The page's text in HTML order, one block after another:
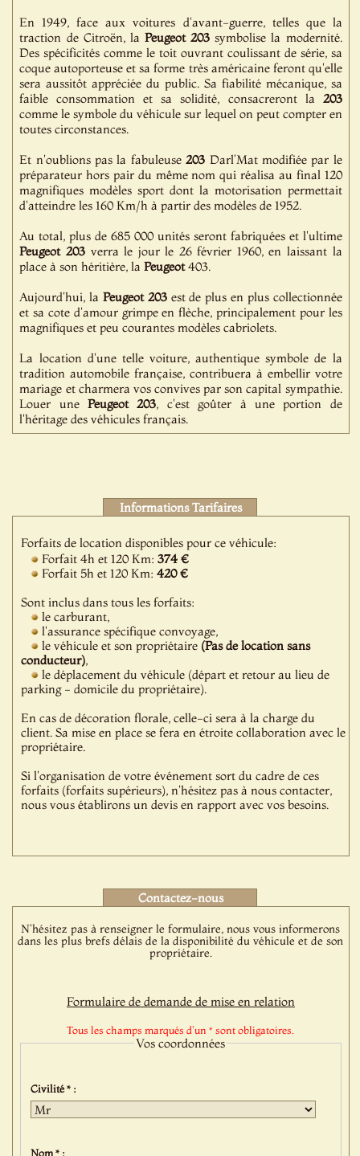
En 1949, face aux voitures d'avant-guerre, telles que la
traction de Citroën, la Peugeot 203 symbolise la modernité.
Des spécificités comme le toit ouvrant coulissant de série, sa
coque autoporteuse et sa forme très américaine feront qu'elle
sera aussitôt appréciée du public. Sa fiabilité mécanique, sa
faible consommation et sa solidité, consacreront la 203
comme le symbole du véhicule sur lequel on peut compter en
toutes circonstances.
Et n'oublions pas la fabuleuse203 Darl’Mat modifiée par le
préparateur hors pair du même nom qui réalisa au final 120
magnifiques modèles sport dont la motorisation permettait
d'atteindre les 160 Km/h à partir des modèles de 1952.
Au total, plus de 685 000 unités seront fabriquées et l'ultime
Peugeot 203 verra le jour le 26 février 1960, en laissant la
place à son héritière, laPeugeot403.
Aujourd'hui, laPeugeot 203est de plus en plus collectionnée
et sa cote d'amour grimpe en flèche, principalement pour les
magnifiques et peu courantes modèles cabriolets.
La location d'une telle voiture, authentique symbole de la
tradition automobile française, contribuera à embellir votre
mariage et charmera vos convives par son capital sympathie.
Louer unePeugeot 203, c'est goûter à une portion de
l'héritage des véhicules français.
Informations Tarifaires
Forfaits de location disponibles pour ce véhicule:
Forfait 4h et 120 Km:374 €
Forfait 5h et 120 Km:420 €
Sont inclus dans tous les forfaits:
le carburant,
l'assurance spécifique convoyage,
le véhicule et son propriétaire (Pas de location sans
conducteur),
le déplacement du véhicule (départ et retour au lieu de
parking - domicile du propriétaire).
En cas de décoration florale, celle-ci sera à la charge du
client. Sa mise en place se fera en étroite collaboration avec le
propriétaire.
Si l'organisation de votre événement sort du cadre de ces
forfaits (forfaits supérieurs), n'hésitez pas à nous contacter,
nous vous établirons un devis en rapport avec vos besoins.
Contactez-nous
N'hésitez pas à renseigner le formulaire, nous vous informerons
dans les plus brefs délais de la disponibilité du véhicule et de son
propriétaire.
Formulaire de demande de mise en relation
Tous les champs marqués d'un * sont obligatoires.
Vos coordonnées
Civilité * :
Nom * :